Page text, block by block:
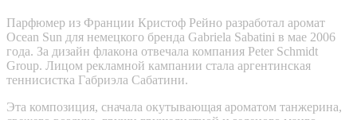
Парфюмер из Франции Кристоф Рейно разработал аромат
Ocean Sun для немецкого бренда Gabriela Sabatini в мае 2006
года. За дизайн флакона отвечала компания Peter Schmidt
Group. Лицом рекламной кампании стала аргентинская
теннисистка Габриэла Сабатини.
Эта композиция, сначала окутывающая ароматом танжерина,